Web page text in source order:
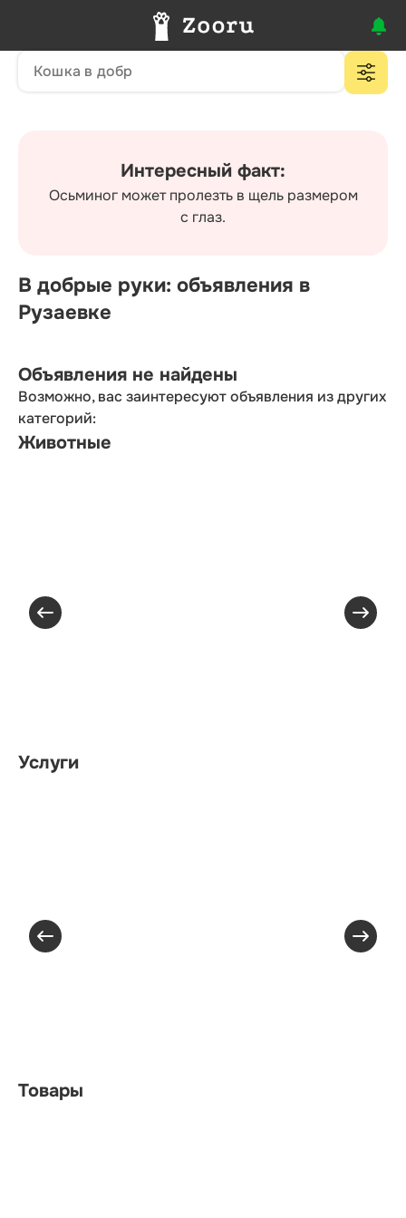
Интересный факт:
Осьминог может пролезть в щель размером
с глаз.
В добрые руки: объявления в
Рузаевке
Объявления не найдены
Возможно, вас заинтересуют объявления из других
категорий:
Животные
Услуги
Товары